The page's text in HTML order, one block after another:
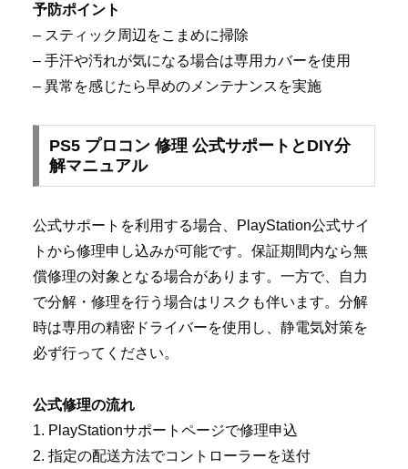
予防ポイント
– スティック周辺をこまめに掃除
– 手汗や汚れが気になる場合は専用カバーを使用
– 異常を感じたら早めのメンテナンスを実施
PS5 プロコン 修理 公式サポートとDIY分
解マニュアル
公式サポートを利用する場合、PlayStation公式サイ
トから修理申し込みが可能です。保証期間内なら無
償修理の対象となる場合があります。一方で、自力
で分解・修理を行う場合はリスクも伴います。分解
時は専用の精密ドライバーを使用し、静電気対策を
必ず行ってください。
公式修理の流れ
1. PlayStationサポートページで修理申込
2. 指定の配送方法でコントローラーを送付